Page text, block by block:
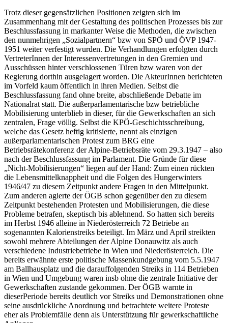
Trotz dieser gegensätzlichen Positionen zeigten sich im
Zusammenhang mit der Gestaltung des politischen Prozesses bis zur
Beschlussfassung in markanter Weise die Methoden, die zwischen
den nunmehrigen „Sozialpartnern“ bzw von SPÖ und ÖVP 1947-
1951 weiter verfestigt wurden. Die Verhandlungen erfolgten durch
VertreterInnen der Interessenvertretungen in den Gremien und
Ausschüssen hinter verschlossenen Türen bzw waren von der
Regierung dorthin ausgelagert worden. Die AkteurInnen berichteten
im Vorfeld kaum öffentlich in ihren Medien. Selbst die
Beschlussfassung fand ohne breite, abschließende Debatte im
Nationalrat statt. Die außerparlamentarische bzw betriebliche
Mobilisierung unterblieb in dieser, für die Gewerkschaften an sich
zentralen, Frage völlig. Selbst die KPÖ-Geschichtsschreibung,
welche das Gesetz heftig kritisierte, nennt als einzigen
außerparlamentarischen Protest zum BRG eine
Betriebsrätekonferenz der Alpine-Betriebsräte vom 29.3.1947 – also
nach der Beschlussfassung im Parlament. Die Gründe für diese
„Nicht-Mobilisierungen“ liegen auf der Hand: Zum einen rückten
die Lebensmittelknappheit und die Folgen des Hungerwinters
1946/47 zu diesem Zeitpunkt andere Fragen in den Mittelpunkt.
Zum anderen agierte der ÖGB schon gegenüber den zu diesem
Zeitpunkt bestehenden Protesten und Mobilisierungen, die diese
Probleme betrafen, skeptisch bis ablehnend. So hatten sich bereits
im Herbst 1946 alleine in Niederösterreich 72 Betriebe an
sogenannten Kalorienstreiks beteiligt. Im März und April streikten
sowohl mehrere Abteilungen der Alpine Donauwitz als auch
verschiedene Industriebetriebe in Wien und Niederösterreich. Die
bereits erwähnte erste politische Massenkundgebung vom 5.5.1947
am Ballhausplatz und die darauffolgenden Streiks in 114 Betrieben
in Wien und Umgebung waren insb ohne die zentrale Initiative der
Gewerkschaften zustande gekommen. Der ÖGB warnte in
dieserPeriode bereits deutlich vor Streiks und Demonstrationen ohne
seine ausdrückliche Anordnung und betrachtete weitere Proteste
eher als Problemfälle denn als Unterstützung für gewerkschaftliche